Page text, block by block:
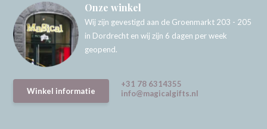
Onze winkel
Wij zijn gevestigd aan de Groenmarkt 203 - 205
in Dordrecht en wij zijn 6 dagen per week
geopend.
Winkel informatie
+31 78 6314355
info@magicalgifts.nl